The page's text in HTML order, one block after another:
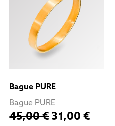
Bague PURE
Bague PURE
45,00 €31,00 €